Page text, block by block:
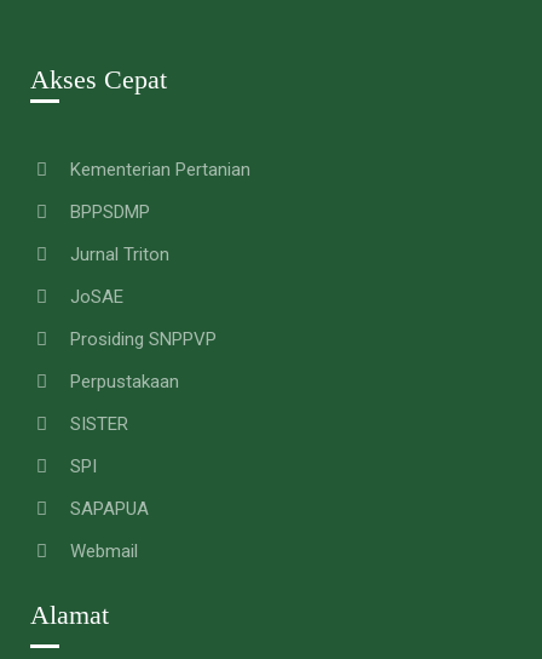
Akses Cepat
Kementerian Pertanian
BPPSDMP
Jurnal Triton
JoSAE
Prosiding SNPPVP
Perpustakaan
SISTER
SPI
SAPAPUA
Webmail
Alamat